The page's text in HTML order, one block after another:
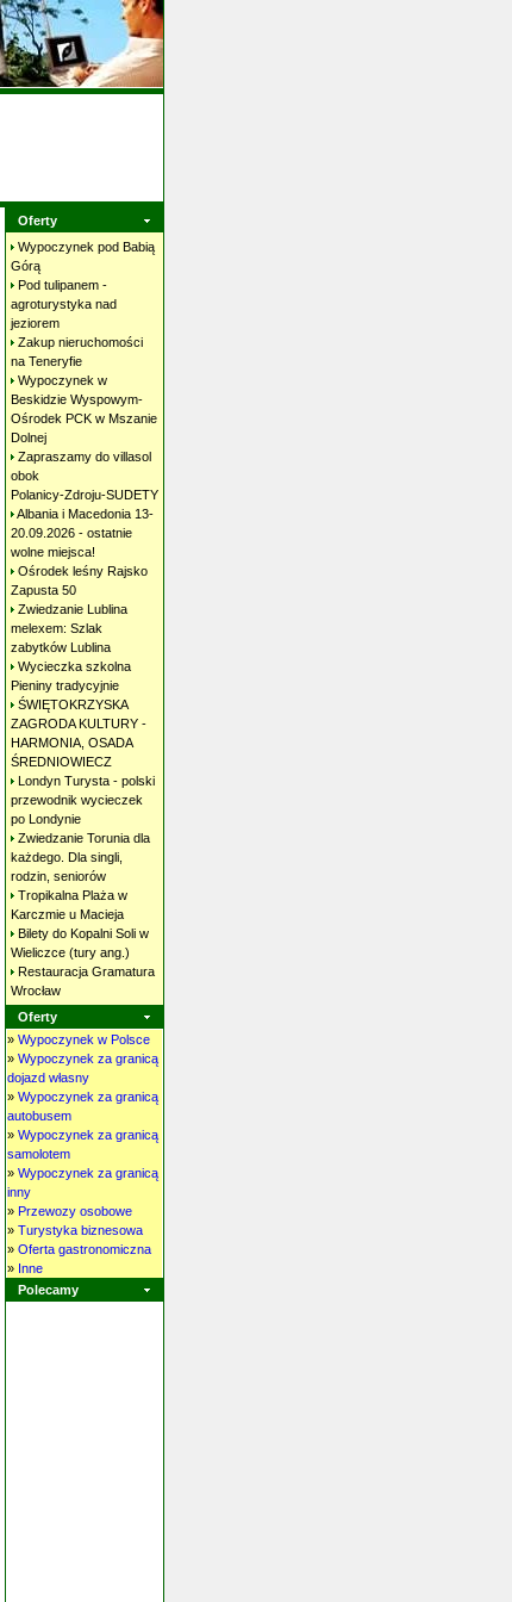
Oferty
Wypoczynek pod Babią
Górą
Pod tulipanem -
agroturystyka nad
jeziorem
Zakup nieruchomości
na Teneryfie
Wypoczynek w
Beskidzie Wyspowym-
Ośrodek PCK w Mszanie
Dolnej
Zapraszamy do villasol
obok
Polanicy-Zdroju-SUDETY
Albania i Macedonia 13-
20.09.2026 - ostatnie
wolne miejsca!
Ośrodek leśny Rajsko
Zapusta 50
Zwiedzanie Lublina
melexem: Szlak
zabytków Lublina
Wycieczka szkolna
Pieniny tradycyjnie
ŚWIĘTOKRZYSKA
ZAGRODA KULTURY -
HARMONIA, OSADA
ŚREDNIOWIECZ
Londyn Turysta - polski
przewodnik wycieczek
po Londynie
Zwiedzanie Torunia dla
każdego. Dla singli,
rodzin, seniorów
Tropikalna Plaża w
Karczmie u Macieja
Bilety do Kopalni Soli w
Wieliczce (tury ang.)
Restauracja Gramatura
Wrocław
Oferty
» Wypoczynek w Polsce
» Wypoczynek za granicą
dojazd własny
» Wypoczynek za granicą
autobusem
» Wypoczynek za granicą
samolotem
» Wypoczynek za granicą
inny
» Przewozy osobowe
» Turystyka biznesowa
» Oferta gastronomiczna
» Inne
Polecamy